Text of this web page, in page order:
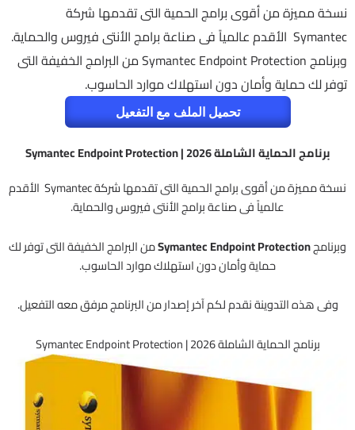
نسخة مميزة من أقوى برامج الحمية التى تقدمها شركة
Symantec الأقدم عالمياً فى صناعة برامج الأنتى فيروس والحماية.
وبرنامج Symantec Endpoint Protection من البرامج الخفيفة التى
توفر لك حماية وأمان دون استهلاك موارد الحاسوب.
تحميل الملف مع التفعيل
برنامج الحماية الشاملة 2026 | Symantec Endpoint Protection
نسخة مميزة من أقوى برامج الحمية التى تقدمها شركة Symantec الأقدم
عالمياً فى صناعة برامج الأنتى فيروس والحماية.
وبرنامجSymantec Endpoint Protectionمن البرامج الخفيفة التى توفر لك
حماية وأمان دون استهلاك موارد الحاسوب.
وفى هذه التدوينة نقدم لكم آخر إصدار من البرنامج مرفق معه التفعيل.
برنامج الحماية الشاملة 2026 | Symantec Endpoint Protection